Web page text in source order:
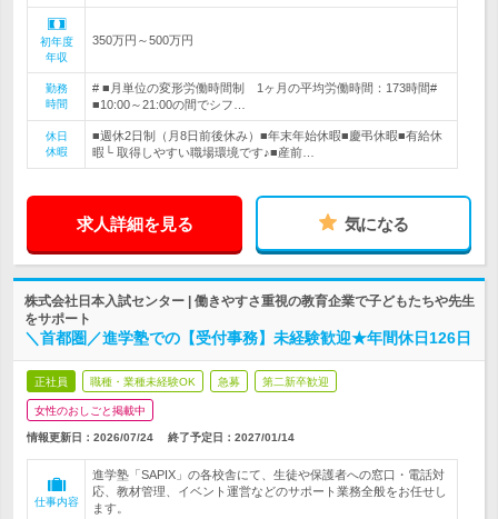
初年度
年収
350万円～500万円
勤務
時間
# ■月単位の変形労働時間制 1ヶ月の平均労働時間：173時間#
■10:00～21:00の間でシフ…
休日
休暇
■週休2日制（月8日前後休み）■年末年始休暇■慶弔休暇■有給休
暇└ 取得しやすい職場環境です♪■産前…
求人詳細を見る 気になる
株式会社日本入試センター | 働きやすさ重視の教育企業で子どもたちや先生
をサポート
＼首都圏／進学塾での【受付事務】未経験歓迎★年間休日126日
正社員 職種・業種未経験OK 急募 第二新卒歓迎
女性のおしごと掲載中
情報更新日：2026/07/24 終了予定日： 2027/01/14
仕事内容
進学塾「SAPIX」の各校舎にて、生徒や保護者への窓口・電話対
応、教材管理、イベント運営などのサポート業務全般をお任せし
ます。